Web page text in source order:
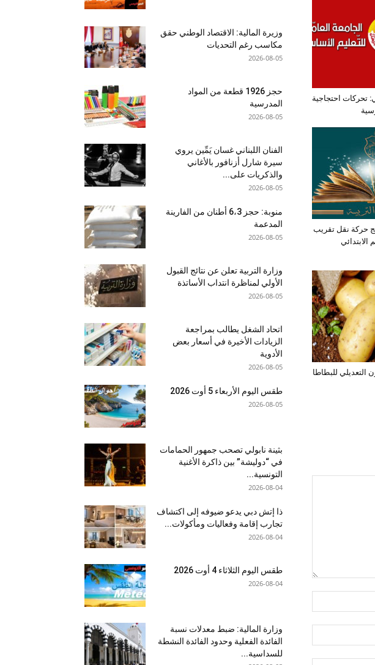
تحركات احتجاجية
حركة نقل تقريب
الابتدائي
التعديلي للبطاطا
وزيرة المالية: الاقتصاد الوطني حقق
مكاسب رغم التحديات
2026-08-05
حجز 1926 قطعة من المواد
المدرسية
2026-08-05
الفنان اللبناني غسان يَمِّين يروي
سيرة شارل أزنافور بالأغاني
والذكريات على...
2026-08-05
منوبة: حجز 6،3 أطنان من الفارينة
المدعمة
2026-08-05
وزارة التربية تعلن عن نتائج القبول
الأولي لمناظرة انتداب الأساتذة
2026-08-05
اتحاد الشغل يطالب بمراجعة
الزيادات الأخيرة في أسعار بعض
الأدوية
2026-08-05
طقس اليوم الأربعاء 5 أوت 2026
2026-08-05
بثينة نابولي تصحب جمهور الحمامات
في “دوليشة” بين ذاكرة الأغنية
التونسية...
2026-08-04
ذا إتش دبي يدعو ضيوفه إلى اكتشاف
تجارب إقامة وفعاليات ومأكولات...
2026-08-04
طقس اليوم الثلاثاء 4 أوت 2026
2026-08-04
وزارة المالية: ضبط معدلات نسبة
الفائدة الفعلية وحدود الفائدة النشطة
للسداسية...